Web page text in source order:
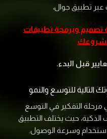
تطبيق جوال،
وبرمجة تطبيقات
مشروعك
قبل البدء.
التالية للتوسع والنمو
مرحلة التفكير في التوسع
حيث يختلف التطبيق
وسرعة الوصول.